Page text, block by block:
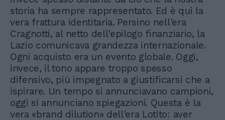
storia ha sempre rappresentato. Ed è qui la
vera frattura identitaria. Persino nell'era
Cragnotti, al netto dell'epilogo finanziario, la
Lazio comunicava grandezza internazionale.
Ogni acquisto era un evento globale. Oggi,
invece, il tono appare troppo spesso
difensivo, più impegnato a giustificarsi che a
ispirare. Un tempo si annunciavano campioni,
oggi si annunciano spiegazioni. Questa è la
vera «brand dilution» dell'era Lotito: aver